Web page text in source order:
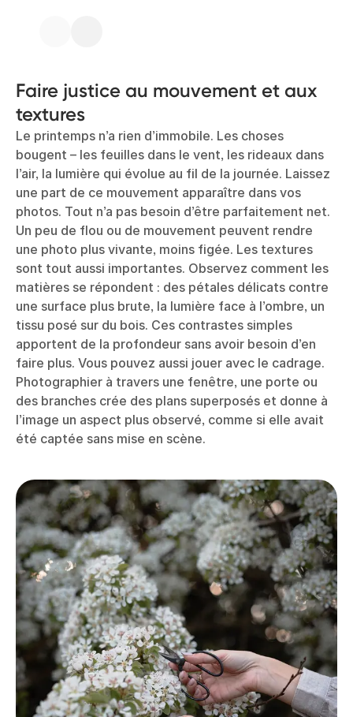
Faire justice au mouvement et aux
textures
Le printemps n’a rien d’immobile. Les choses
bougent – les feuilles dans le vent, les rideaux dans
l’air, la lumière qui évolue au fil de la journée. Laissez
une part de ce mouvement apparaître dans vos
photos. Tout n’a pas besoin d’être parfaitement net.
Un peu de flou ou de mouvement peuvent rendre
une photo plus vivante, moins figée. Les textures
sont tout aussi importantes. Observez comment les
matières se répondent : des pétales délicats contre
une surface plus brute, la lumière face à l’ombre, un
tissu posé sur du bois. Ces contrastes simples
apportent de la profondeur sans avoir besoin d’en
faire plus. Vous pouvez aussi jouer avec le cadrage.
Photographier à travers une fenêtre, une porte ou
des branches crée des plans superposés et donne à
l’image un aspect plus observé, comme si elle avait
été captée sans mise en scène.